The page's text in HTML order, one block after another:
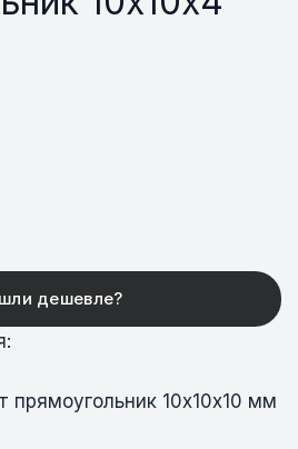
10х10х10 мм